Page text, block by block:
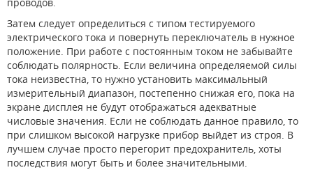
Затем следует определиться с типом тестируемого
электрического тока и повернуть переключатель в нужное
положение. При работе с постоянным током не забывайте
соблюдать полярность. Если величина определяемой силы
тока неизвестна, то нужно установить максимальный
измерительный диапазон, постепенно снижая его, пока на
экране дисплея не будут отображаться адекватные
числовые значения. Если не соблюдать данное правило, то
при слишком высокой нагрузке прибор выйдет из строя. В
лучшем случае просто перегорит предохранитель, хоты
последствия могут быть и более значительными.